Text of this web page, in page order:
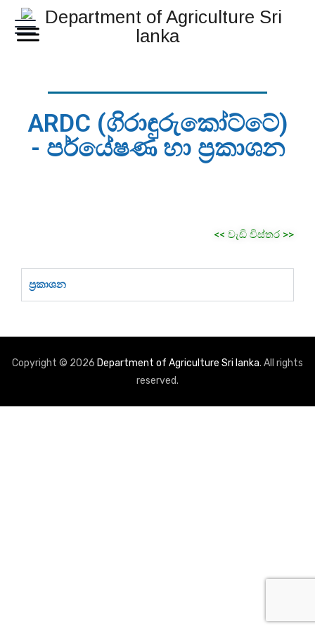
ARDC (ගිරාඳුරුකෝට්ටේ)
- පර්යේෂණ හා ප්‍රකාශන
<< වැඩි විස්තර >>
ප්‍රකාශන
Copyright © 2026 Department of Agriculture Sri lanka. All rights
reserved.